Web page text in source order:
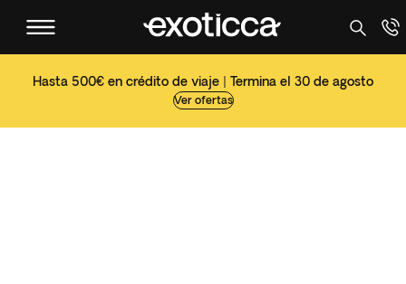
Hasta 500€ en crédito de viaje | Termina el 30 de agosto
Ver ofertas